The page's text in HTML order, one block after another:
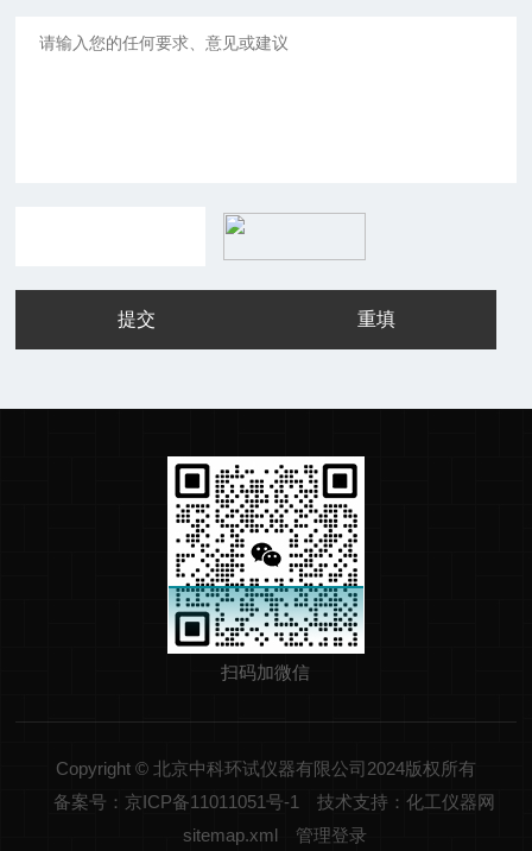
扫码加微信
Copyright © 北京中科环试仪器有限公司2024版权所有
备案号：京ICP备11011051号-1
技术支持：化工仪器网
sitemap.xml
管理登录